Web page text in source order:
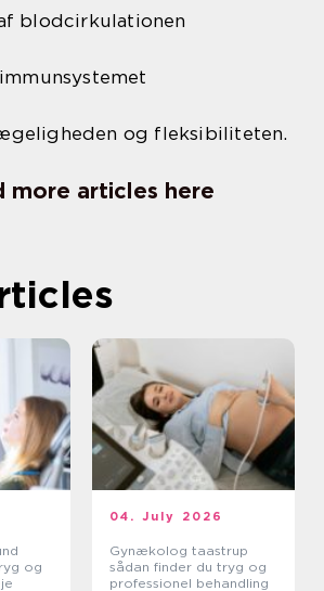
blodcirkulationen
og fleksibiliteten.
more articles here
og
04. July 2026
Gynækolog taastrup
sådan finder du tryg og
professionel behandling